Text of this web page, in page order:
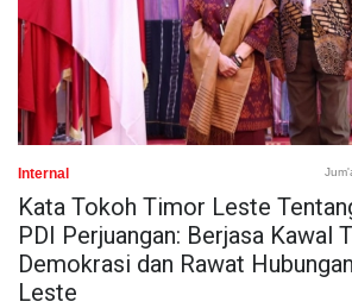
Internal
Kata Tokoh Timor Leste
PDI Perjuangan: Berjasa Kawal
Demokrasi dan Rawat
Leste